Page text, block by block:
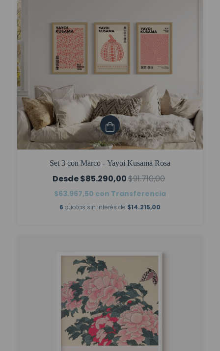
Set 3 con Marco - Yayoi Kusama Rosa
$85.290,00$91.710,00
$63.967,50 con Transferencia
6 cuotas sin interés de $14.215,00